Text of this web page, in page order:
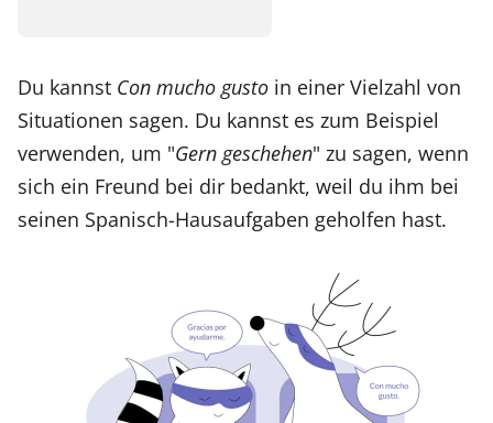
Du kannst Con mucho gusto in einer Vielzahl von
Situationen sagen. Du kannst es zum Beispiel
verwenden, um "Gern geschehen" zu sagen, wenn
sich ein Freund bei dir bedankt, weil du ihm bei
seinen Spanisch-Hausaufgaben geholfen hast.